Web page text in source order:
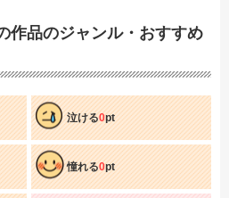
作品のジャンル・おすすめ
泣ける0pt
憧れる0pt